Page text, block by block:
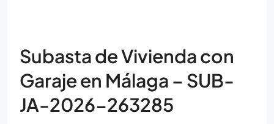
Subasta de Vivienda con
Garaje en Málaga – SUB-
JA-2026-263285